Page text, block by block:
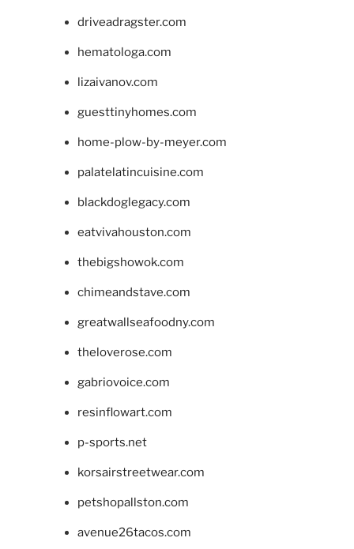
driveadragster.com
hematologa.com
lizaivanov.com
guesttinyhomes.com
home-plow-by-meyer.com
palatelatincuisine.com
blackdoglegacy.com
eatvivahouston.com
thebigshowok.com
chimeandstave.com
greatwallseafoodny.com
theloverose.com
gabriovoice.com
resinflowart.com
p-sports.net
korsairstreetwear.com
petshopallston.com
avenue26tacos.com